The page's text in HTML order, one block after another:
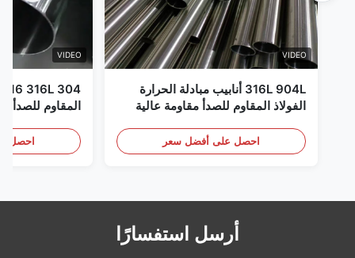
VIDEO
316L 904L أنابيب مبادلة الحرارة
الفولاذ المقاوم للصدأ مقاومة عالية
احصل على أفضل سعر
VIDEO
المدرفلة على
احصل
أرسل استفسارًا